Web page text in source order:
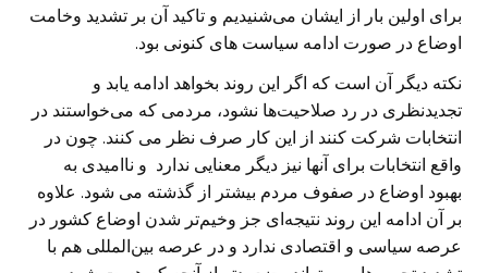
برای اولین بار از ایشان می‌شنیدیم و تاکید آن بر تشدید وخامت
اوضاع در صورت ادامه سیاست های کنونی بود.
نکته دیگر آن است که اگر این روند بخواهد ادامه یابد و
تجدیدنظری در رد صلاحیت‌ها نشود، مردمی که می‌خواستند در
انتخابات شرکت کنند از این کار صرف نظر می کنند. چون در
واقع انتخابات برای آنها نیز دیگر معنایی ندارد و ناامیدی به
بهبود اوضاع در صفوف مردم بیشتر از گذشته می شود. علاوه
بر آن ادامه این روند نتیجه‌ای جز وخیم‌تر شدن اوضاع کشور در
عرصه سیاسی و اقتصادی ندارد و در عرصه‌ بین‌المللی هم با